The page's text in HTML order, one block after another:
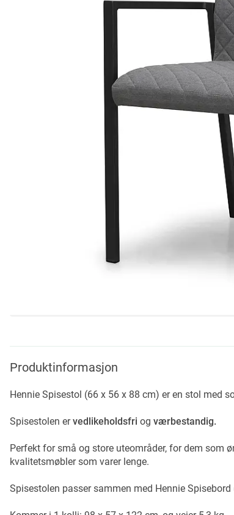
the
beginning
the
gallery
Produktinformasjon
Hennie Spisestol (66 x 56 x 88 cm) er en stol med
Spisestolen ervedlikeholdsfri og værbestandig.
Perfekt for små og store uteområder, for dem som
kvalitetsmøbler som varer lenge.
Spisestolen passer sammen med Hennie